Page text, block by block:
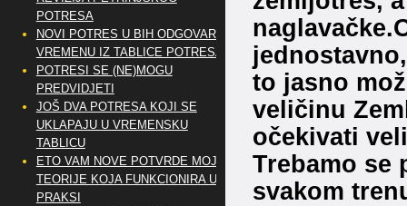
to jasno
veličinu
očekivati
Trebamo se
svakom
POTRESA
NOVI POTRES U BIH ODGOVARA
VREMENU IZ TABLICE POTRESA
POTRESI SE (NE)MOGU
PREDVIDJETI
JOŠ DVA POTRESA KOJI SE
UKLAPAJU U VREMENSKU
TABLICU
ETO VAM NOVE POTVRDE MOJE
TEORIJE KOJA FUNKCIONIRA U
PRAKSI